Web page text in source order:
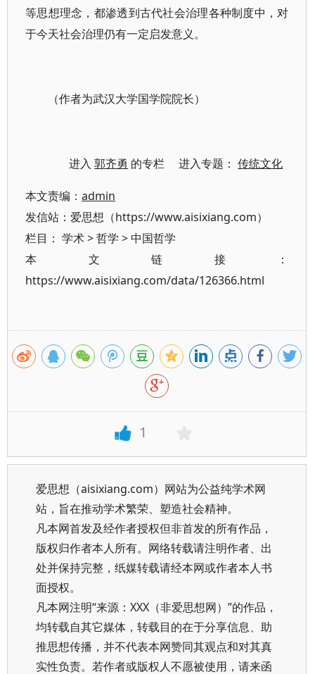
等思想理念，都渗透到古代社会治理各种制度中，对
于今天社会治理仍有一定启发意义。
（作者为武汉大学国学院院长）
进入郭齐勇 的专栏 进入专题：传统文化
本文责编： admin
发信站：爱思想（https://www.aisixiang.com）
栏目： 学术>哲学 >中国哲学
本文链接：
https://www.aisixiang.com/data/126366.html
1
爱思想（aisixiang.com）网站为公益纯学术网
站，旨在推动学术繁荣、塑造社会精神。
凡本网首发及经作者授权但非首发的所有作品，
版权归作者本人所有。网络转载请注明作者、出
处并保持完整，纸媒转载请经本网或作者本人书
面授权。
凡本网注明“来源：XXX（非爱思想网）”的作品，
均转载自其它媒体，转载目的在于分享信息、助
推思想传播，并不代表本网赞同其观点和对其真
实性负责。若作者或版权人不愿被使用，请来函